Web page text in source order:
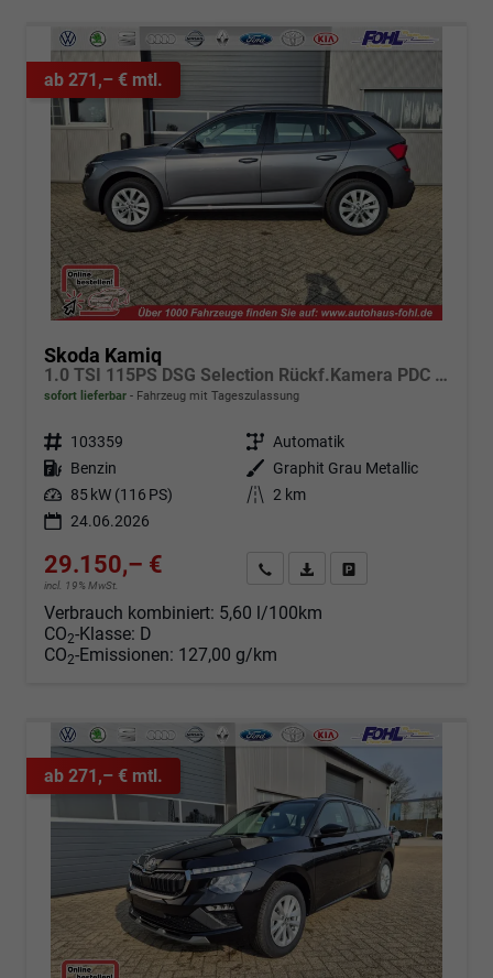
ab 271,– € mtl.
Skoda Kamiq
1.0 TSI 115PS DSG Selection Rückf.Kamera PDC v+h Sitzheizung Klimaautomatik Skoda-Radio Apple CarPlay + Android Auto Tempomat Garantieverlängerung 16"LM
sofort lieferbar Fahrzeug mit Tageszulassung
Fahrzeugnr. 103359 Getriebe Automatik
Kraftstoff Benzin Außenfarbe
Graphit Grau Metallic
Leistung 85 kW (116 PS) Kilometerstand 2 km
24.06.2026
29.150,– €
incl. 19% MwSt.
Angebot anfordern
Fahrzeugexpose (PDF)
Verbrauch kombiniert: 5,60 l/100km
CO2-Klasse: D
CO2-Emissionen: 127,00 g/km
ab 271,– € mtl.